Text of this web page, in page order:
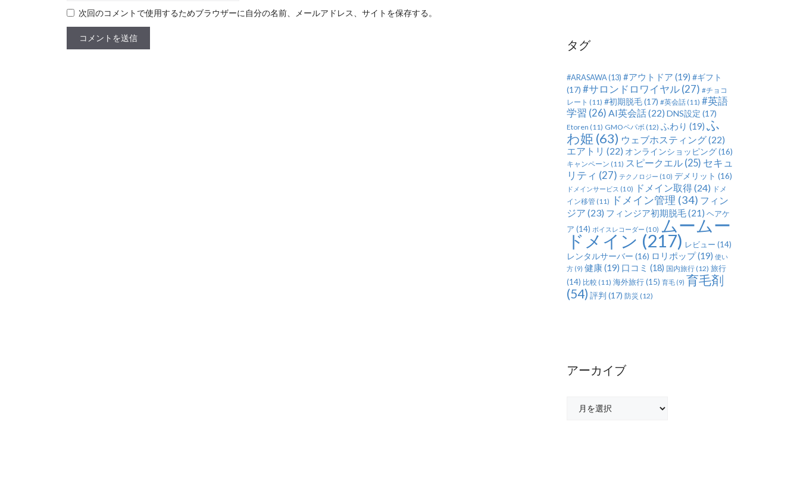
次回のコメントで使用するためブラウザーに自分の名前、メールアドレス、サイトを保存する。
タグ
#ARASAWA(13) #アウトドア (19) #ギフト
(17) #サロンドロワイヤル(27) #チョコ
レート (11) #初期脱毛(17) #英会話 (11) #英語
学習 (26) AI英会話(22) DNS設定 (17)
Etoren (11) GMOペパボ(12) ふわり (19) ふ
わ姫 (63) ウェブホスティング(22)
エアトリ (22) オンラインショッピング(16)
キャンペーン (11) スピークエル (25) セキュ
リティ (27) テクノロジー (10) デメリット (16)
ドメインサービス (10) ドメイン取得(24) ドメ
イン移管 (11) ドメイン管理 (34) フィン
ジア (23) フィンジア初期脱毛(21) ヘアケ
ア (14) ボイスレコーダー (10) ムームー
ドメイン (217) レビュー (14)
レンタルサーバー (16) ロリポップ(19) 使い
方 (9) 健康(19) 口コミ (18) 国内旅行(12) 旅行
(14) 比較 (11) 海外旅行(15) 育毛 (9) 育毛剤
(54) 評判 (17) 防災 (12)
アーカイブ